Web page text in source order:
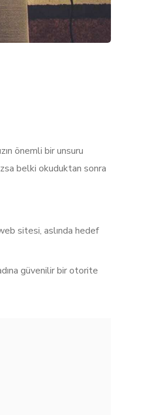
önemli bir unsuru
belki okuduktan sonra
sitesi, aslında hedef
güvenilir bir otorite